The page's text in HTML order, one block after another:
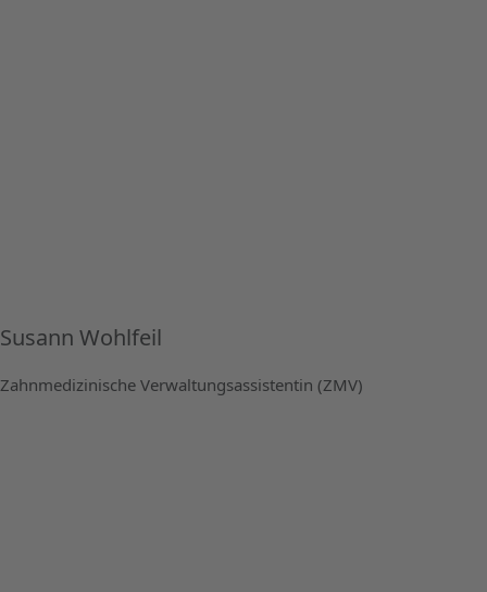
Susann Wohlfeil
Zahnmedizinische Verwaltungsassistentin (ZMV)